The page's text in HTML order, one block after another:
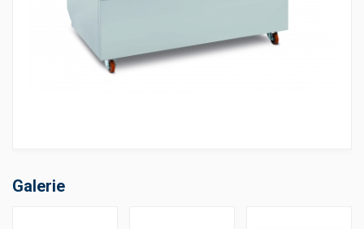
Galerie